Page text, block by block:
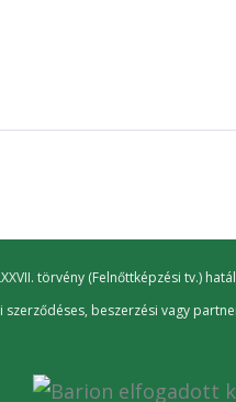
törvény (Felnőttképzési tv.)
beszerzési vagy